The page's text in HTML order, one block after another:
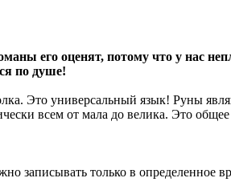
его оценят, потому что у нас
по душе!
Это универсальный язык! Руны
всем от мала до велика. Это
только в определенное